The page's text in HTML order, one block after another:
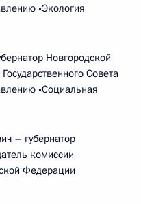
«Экология
Новгородской
Совета
«Социальная
– губернатор
комиссии
Федерации